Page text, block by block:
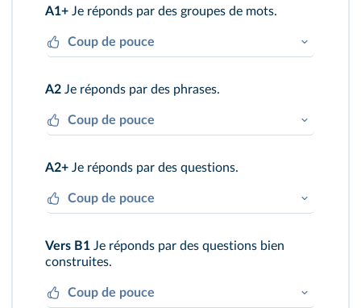
A1+ Je réponds par des groupes de mots.
Coup de pouce
A2 Je réponds par des phrases.
Coup de pouce
A2+ Je réponds par des questions.
Coup de pouce
where, what.
Vers B1 Je réponds par des questions bien
construites.
Coup de pouce